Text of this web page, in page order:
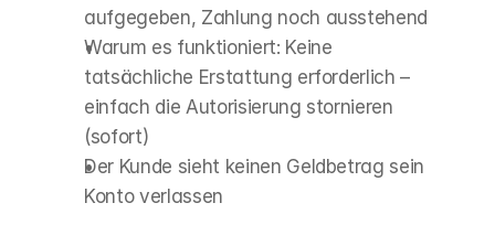
aufgegeben, Zahlung noch ausstehend
Warum es funktioniert: Keine
tatsächliche Erstattung erforderlich –
einfach die Autorisierung stornieren
(sofort)
Der Kunde sieht keinen Geldbetrag sein
Konto verlassen